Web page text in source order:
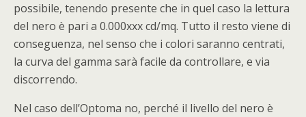
possibile, tenendo presente che in quel caso la lettura
del nero è pari a 0.000xxx cd/mq. Tutto il resto viene di
conseguenza, nel senso che i colori saranno centrati,
la curva del gamma sarà facile da controllare, e via
discorrendo.
Nel caso dell’Optoma no, perché il livello del nero è